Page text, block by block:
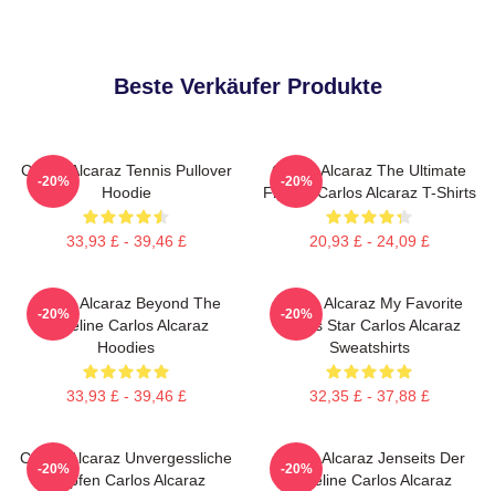
Beste Verkäufer Produkte
Carlos Alcaraz Tennis Pullover
Hoodie
33,93 £ - 39,46 £
-20%
Carlos Alcaraz The Ultimate
Fighter Carlos Alcaraz T-Shirts
20,93 £ - 24,09 £
-20%
Carlos Alcaraz Beyond The
Baseline Carlos Alcaraz
Hoodies
33,93 £ - 39,46 £
-20%
Carlos Alcaraz My Favorite
Tennis Star Carlos Alcaraz
Sweatshirts
32,35 £ - 37,88 £
-20%
Carlos Alcaraz Unvergessliche
Tropfen Carlos Alcaraz
-20%
Carlos Alcaraz Jenseits Der
Baseline Carlos Alcaraz
-20%